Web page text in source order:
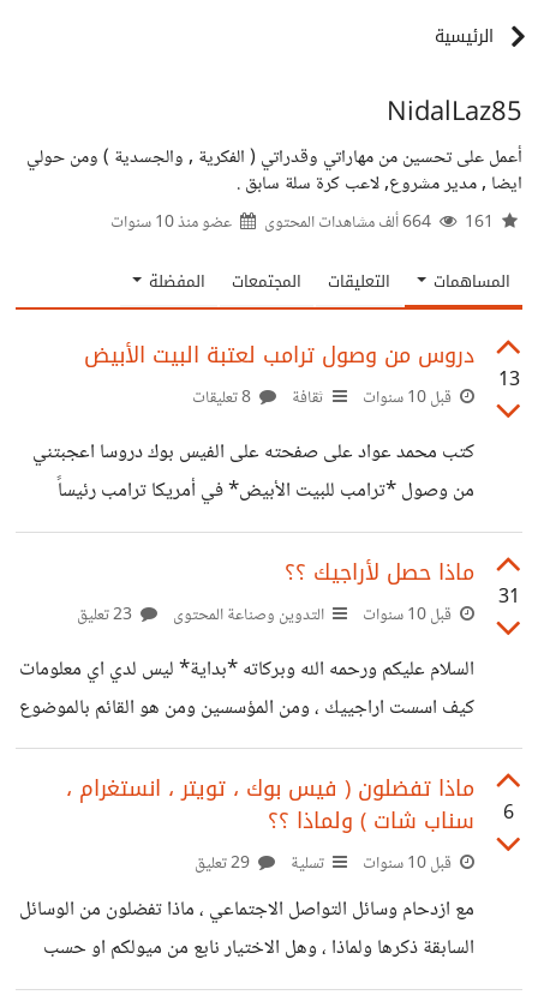
الرئيسية
NidalLaz85
أعمل على تحسين من مهاراتي وقدراتي ( الفكرية , والجسدية ) ومن حولي
ايضا , مدير مشروع, لاعب كرة سلة سابق .
عضو منذ10 سنوات
المساهمات التعليقات المجتمعات المفضلة
13
دروس من وصول ترامب لعتبة البيت الأبيض
قبل 10 سنوات ثقافة
كتب محمد عواد على صفحته على الفيس بوك دروسا اعجبتني
من وصول *ترامب للبيت الأبيض* في أمريكا ترامب رئيساً
لأمريكا ، هذه الدروس التي تعلمتها على المستوى الشخصي من
هذه الحملة طويلة الأمد: - وسائل الإعلام بكل أنواعها فقدت
سيطرتها المطلقة على الرأي العام خصوصاً في الدول المتقدمة ،
الرأي ... صحيح أن الشخص أضعف من الوسيلة الإعلامية، لكن
الأشخاص معاً يشكلون قوة. - الخوف دافع أقوى من الطمع لدى
31
ماذا حصل لأراجيك ؟؟
قبل 10 سنوات التدوين وصناعة المحتوى
السلام عليكم ورحمه الله وبركاته *بداية* ليس لدي اي معلومات
كيف اسست اراجييك ، ومن المؤسسين ومن هو القائم بالموضوع
وليس لدي اي هدف من طرح الموضوع ! لكن علي ان لا انكر
فضل تلك المجلة باثراء المحتوى العربي ، وفيها بعض الاشخاص
الذين كنت انتظر مقالاتهم بشغف لكني لاحظت في الفترة الاخير
فقر تلك المجلة *مقارنة بالسنين الماضية* ، فما هو السبب وهل
من مجيب ؟ احببت اراجييك ولازلت احبها لكني *حزين* لما
يحدث لها حاليا
6
ماذا تفضلون ( فيس بوك ، تويتر ، انستغرام ،
سناب شات ) ولماذا ؟؟
قبل 10 سنوات تسلية
مع ازدحام وسائل التواصل الاجتماعي ، ماذا تفضلون من الوسائل
السابقة ذكرها ولماذا ، وهل الاختيار نابع من ميولكم او حسب
البلد الذي تقيمون فيه .